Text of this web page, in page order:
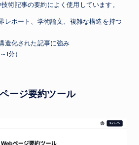
術記事の要約によく使用しています。
レポート、学術論文、複雑な構造を持つ
造化された記事に強み
1分）
ージ要約ツール